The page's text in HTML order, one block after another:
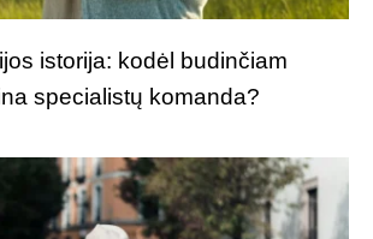
istorija: kodėl budinčiam
specialistų komanda?